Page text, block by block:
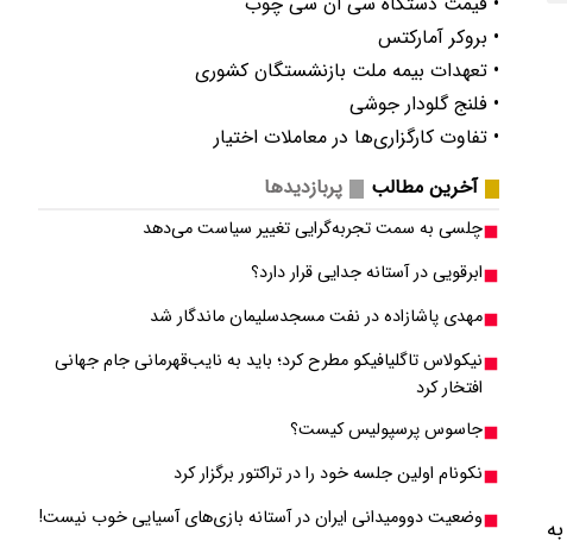
هم به
• بروکر آمارکتس
• تعهدات بیمه ملت بازنشستگان کشوری
• فلنج گلودار جوشی
• تفاوت کارگزاری‌ها در معاملات اختیار
آخرین مطالب
پربازدیدها
چلسی به سمت تجربه‌گرایی تغییر سیاست می‌دهد
ابرقویی در آستانه جدایی قرار دارد؟
مهدی پاشازاده در نفت مسجدسلیمان ماندگار شد
نیکولاس تاگلیافیکو مطرح کرد؛ باید به نایب‌قهرمانی جام جهانی
افتخار کرد
جاسوس پرسپولیس کیست؟
نکونام اولین جلسه خود را در تراکتور برگزار کرد
وضعیت دوومیدانی ایران در آستانه بازی‌های آسیایی خوب نیست!